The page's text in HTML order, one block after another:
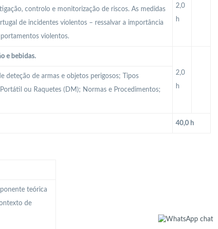
2,0
h
controlo e monitorização de riscos. As medidas
de incidentes violentos – ressalvar a importância
violentos.
e bebidas.
2,0
h
deteção de armas e objetos perigosos; Tipos
ou Raquetes (DM); Normas e Procedimentos;
40,0 h
teórica
de